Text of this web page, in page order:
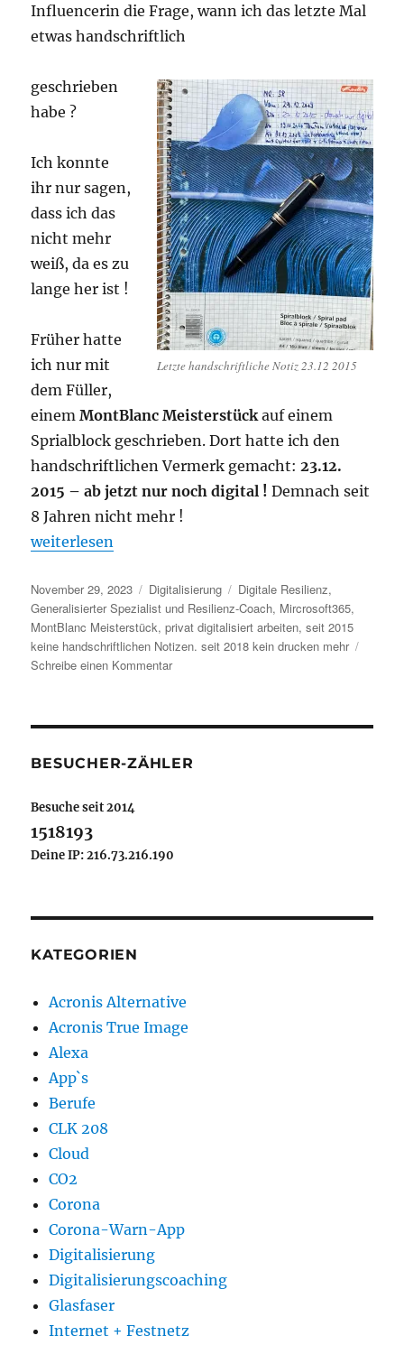
Influencerin die Frage, wann ich das letzte Mal
etwas handschriftlich
Letzte handschriftliche Notiz 23.12 2015
geschrieben
habe ?
Ich konnte
ihr nur sagen,
dass ich das
nicht mehr
weiß, da es zu
lange her ist !
Früher hatte
ich nur mit
dem Füller,
einemMontBlanc Meisterstückauf einem
Sprialblock geschrieben. Dort hatte ich den
handschriftlichen Vermerk gemacht: 23.12.
2015 – ab jetzt nur noch digital !Demnach seit
8 Jahren nicht mehr !
„Wie erkenne ich, digitalisiert zu sein ?“
weiterlesen
Veröffentlicht
am
November 29, 2023 Kategorien
Digitalisierung Schlagwörter
Digitale Resilienz,
Generalisierter Spezialist und Resilienz-Coach, Mircrosoft365,
MontBlanc Meisterstück,privat digitalisiert arbeiten,seit 2015
keine handschriftlichen Notizen. seit 2018 kein drucken mehr
Schreibe einen Kommentarzu
zu
BESUCHER-ZÄHLER
Besuche seit 2014
1518193
Deine IP: 216.73.216.190
KATEGORIEN
Acronis Alternative
Acronis True Image
Alexa
App`s
Berufe
CLK 208
Cloud
CO2
Corona
Corona-Warn-App
Digitalisierung
Digitalisierungscoaching
Glasfaser
Internet + Festnetz